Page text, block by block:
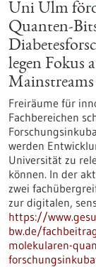
Uni Ulm
Quanten-
legen Fokus
Mainstreams
Freiräume für
Fachbereichen
werden
Universität zu
können. In der
zwei
zur digitalen,
https://
bw.de/
molekularen-